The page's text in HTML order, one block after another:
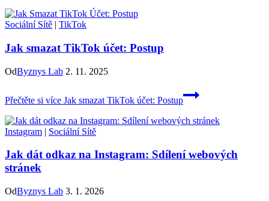
Sociální Sítě | TikTok
Jak smazat TikTok účet: Postup
OdByznys Lab 2. 11. 2025
Přečtěte si více Jak smazat TikTok účet: Postup
Instagram | Sociální Sítě
Jak dát odkaz na Instagram: Sdílení webových
stránek
OdByznys Lab 3. 1. 2026